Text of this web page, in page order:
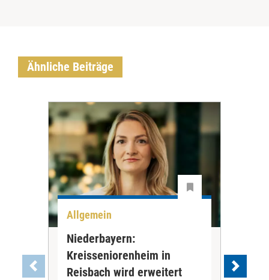
Ähnliche Beiträge
Allgemein
Niederbayern:
Kreisseniorenheim in
Reisbach wird erweitert